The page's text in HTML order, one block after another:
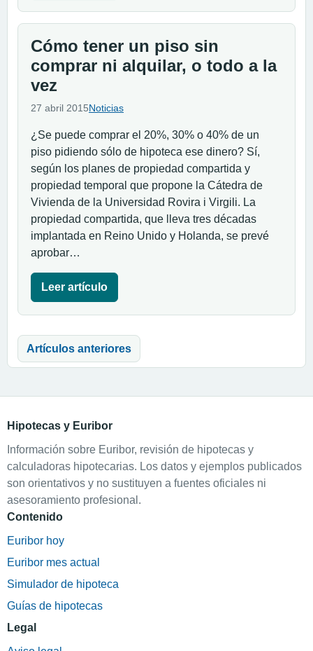
Cómo tener un piso sin
comprar ni alquilar, o todo a la
vez
27 abril 2015Noticias
¿Se puede comprar el 20%, 30% o 40% de un
piso pidiendo sólo de hipoteca ese dinero? Sí,
según los planes de propiedad compartida y
propiedad temporal que propone la Cátedra de
Vivienda de la Universidad Rovira i Virgili. La
propiedad compartida, que lleva tres décadas
implantada en Reino Unido y Holanda, se prevé
aprobar…
Leer artículo
Navegación de entradas
Artículos anteriores
Hipotecas y Euribor
Información sobre Euribor, revisión de hipotecas y
calculadoras hipotecarias. Los datos y ejemplos publicados
son orientativos y no sustituyen a fuentes oficiales ni
asesoramiento profesional.
Contenido
Euribor hoy
Euribor mes actual
Simulador de hipoteca
Guías de hipotecas
Legal